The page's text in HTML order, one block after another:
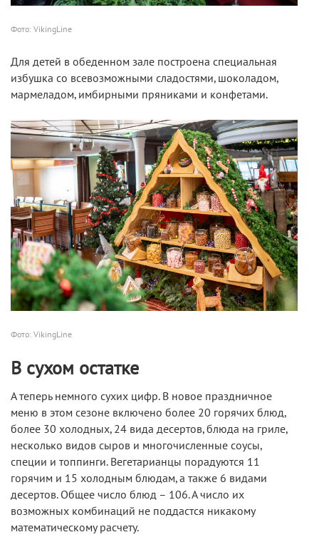
Фото: VikingLine
Для детей в обеденном зале построена специальная
избушка со всевозможными сладостями, шоколадом,
мармеладом, имбирными пряниками и конфетами.
Фото: VikingLine
В сухом остатке
А теперь немного сухих цифр. В новое праздничное
меню в этом сезоне включено более 20 горячих блюд,
более 30 холодных, 24 вида десертов, блюда на гриле,
несколько видов сыров и многочисленные соусы,
специи и топпинги. Вегетарианцы порадуются 11
горячим и 15 холодным блюдам, а также 6 видами
десертов. Общее число блюд – 106. А число их
возможных комбинаций не поддастся никакому
математическому расчету.